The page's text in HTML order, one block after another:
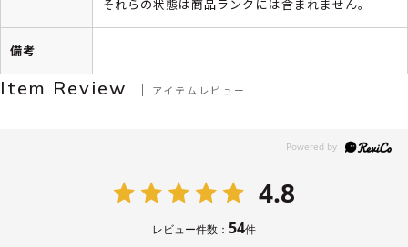
それらの状態は商品ランクには含まれません。
備考
Item Review アイテムレビュー
4.8
レビュー件数： 54件